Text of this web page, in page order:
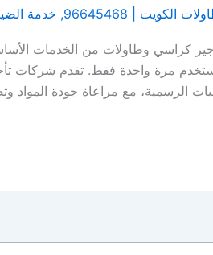
| 96645468
, خدمة الضيافة
كراسي وطاولات من الخدمات
مرة واحدة فقط. تقدم شركات
الرسمية، مع مراعاة جودة المواد